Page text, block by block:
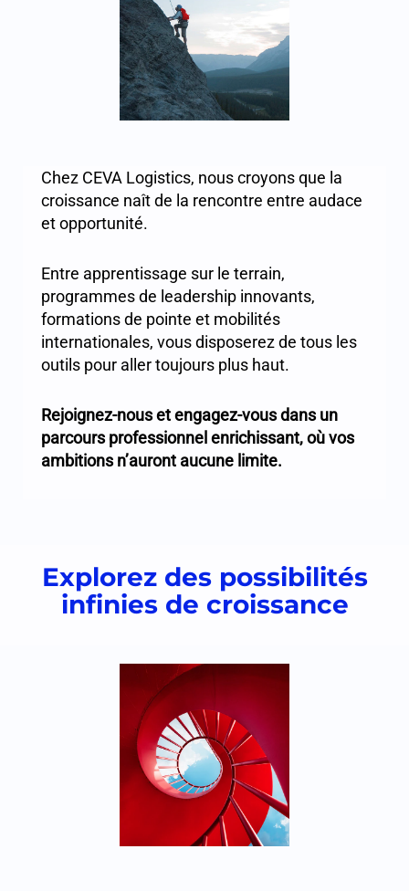
Chez CEVA Logistics, nous croyons que la
croissance naît de la rencontre entre audace
et opportunité.
Entre apprentissage sur le terrain,
programmes de leadership innovants,
formations de pointe et mobilités
internationales, vous disposerez de tous les
outils pour aller toujours plus haut.
Rejoignez-nous et engagez-vous dans un
parcours professionnel enrichissant, où vos
ambitions n’auront aucune limite.
Explorez des possibilités
infinies de croissance